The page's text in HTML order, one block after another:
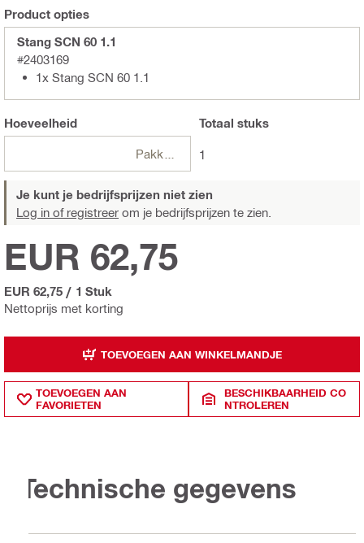
Product opties
Stang SCN 60 1.1
#2403169
1x Stang SCN 60 1.1
Hoeveelheid
Pakketten
Totaal stuks
1
Je kunt je bedrijfsprijzen niet zien
Log in of registreer om je bedrijfsprijzen te zien.
Nettoprijs met korting
EUR 62,75
EUR 62,75 / 1 Stuk
TOEVOEGEN AAN WINKELMANDJE
TOEVOEGEN AAN
FAVORIETEN
BESCHIKBAARHEID CO
NTROLEREN
Technische gegevens